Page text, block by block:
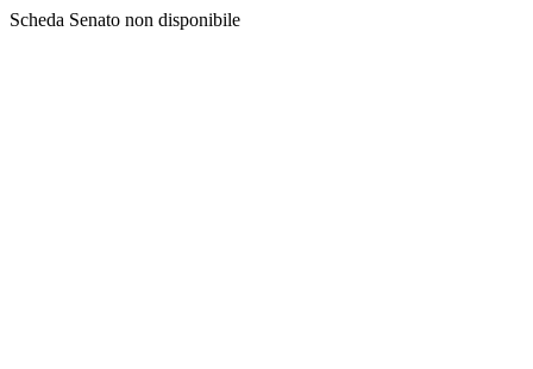
Scheda Senato non disponibile